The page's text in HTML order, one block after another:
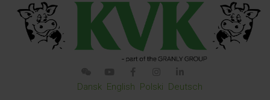
Dansk English Polski Deutsch